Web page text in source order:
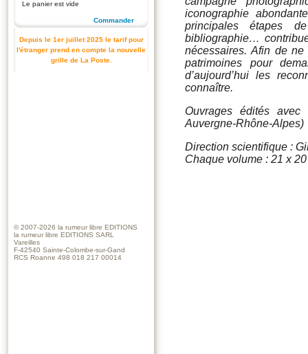
Le panier est vide
Commander
Depuis le 1er juillet 2025 le tarif pour
l'étranger prend en compte la nouvelle
grille de La Poste.
iconographie
principales étapes
bibliographie…
nécessaires. Afin de
patrimoines pour
d’aujourd’hui les
connaître.
Ouvrages édités
Auvergne-Rhône-Alpes)
Direction scientifique :
Chaque volume : 21 x
© 2007-2026 la rumeur libre EDITIONS
la rumeur libre EDITIONS SARL
Vareilles
F-42540 Sainte-Colombe-sur-Gand
RCS Roanne 498 018 217 00014